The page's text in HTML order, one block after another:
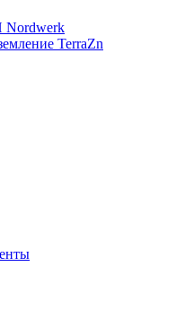
TerraZn